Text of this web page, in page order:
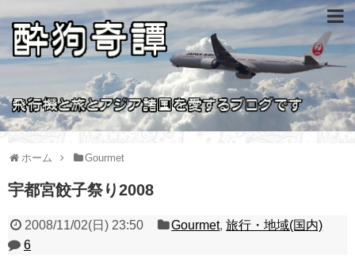
ホーム Gourmet
宇都宮餃子祭り2008
2008/11/02(日) 23:50 Gourmet,旅行・地域(国内)
6